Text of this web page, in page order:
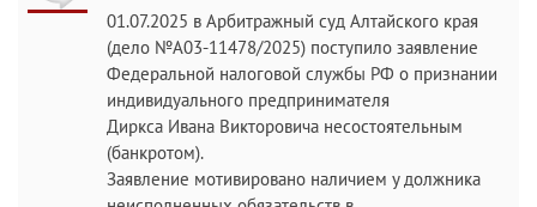
01.07.2025 в Арбитражный суд Алтайского края
(дело №А03-11478/2025) поступило заявление
Федеральной налоговой службы РФ о признании
индивидуального предпринимателя
Диркса Ивана Викторовича несостоятельным
(банкротом).
Заявление мотивировано наличием у должника